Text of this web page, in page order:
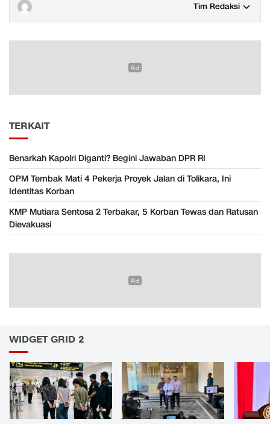
Tim Redaksi
TERKAIT
Benarkah Kapolri Diganti? Begini Jawaban DPR RI
OPM Tembak Mati 4 Pekerja Proyek Jalan di Tolikara, Ini
Identitas Korban
KMP Mutiara Sentosa 2 Terbakar, 5 Korban Tewas dan Ratusan
Dievakuasi
WIDGET GRID 2